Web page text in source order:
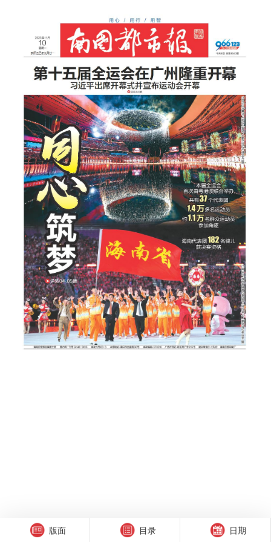
版面 目录 日期